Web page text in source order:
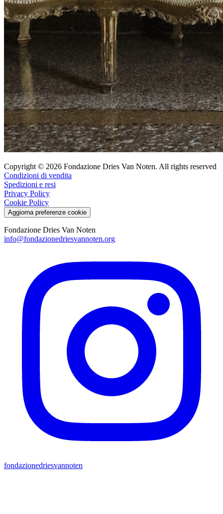
Copyright © 2026 Fondazione Dries Van Noten. All rights reserved
Condizioni di vendita
Spedizioni e resi
Privacy Policy
Cookie Policy
Aggiorna preferenze cookie
Fondazione Dries Van Noten
info@fondazionedriesvannoten.org
fondazionedriesvannoten